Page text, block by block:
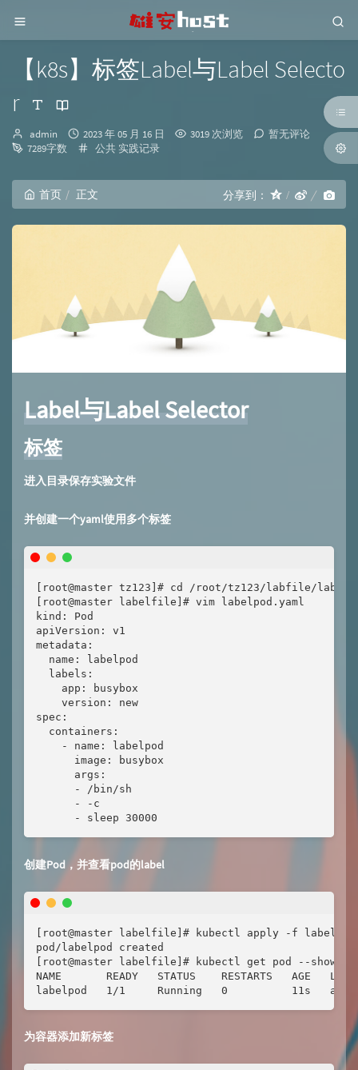
【k8s】标签Label与Label Selecto
r
博
主：
admin
发
布
2023 年 05 月 16 日 3019 次浏览
暂无评论
7289字数
分
公共实践记录
首页 正文 分享到：
Label与Label Selector
标签
进入目录保存实验文件
并创建一个yaml使用多个标签
[root@master tz123]# cd /root/tz123/labfile/
[root@master labelfile]# vim labelpod.yaml
kind: Pod
apiVersion: v1
metadata:
  name: labelpod
  labels:
app: busybox
version: new
spec:
  containers:
- name: labelpod
image: busybox
args:
- /bin/sh
- -c
- sleep 30000
创建Pod，并查看pod的label
[root@master labelfile]# kubectl apply -f
pod/labelpod created
[root@master labelfile]# kubectl get pod --show-
NAME       READY   STATUS    RESTARTS   AGE
labelpod   1/1     Running   0          11s
为容器添加新标签